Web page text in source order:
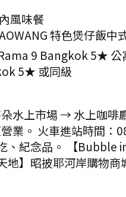
風味餐
特色煲仔飯中
9 Bangkok 5★
5★ 或同級
水上市場 → 水上咖啡
業。 火車進站時間：
、紀念品。 【Bubble
地】昭披耶河岸購物